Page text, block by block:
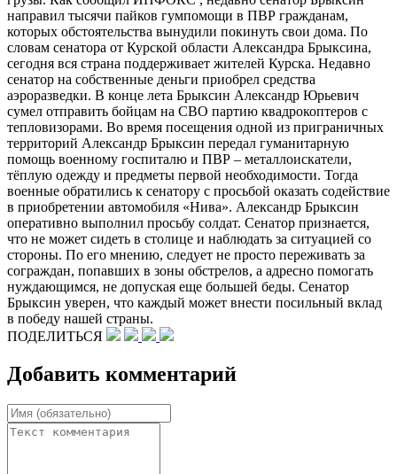
направил тысячи пайков гумпомощи в ПВР гражданам,
которых обстоятельства вынудили покинуть свои дома. По
словам сенатора от Курской области Александра Брыксина,
сегодня вся страна поддерживает жителей Курска. Недавно
сенатор на собственные деньги приобрел средства
аэроразведки. В конце лета Брыксин Александр Юрьевич
сумел отправить бойцам на СВО партию квадрокоптеров с
тепловизорами. Во время посещения одной из приграничных
территорий Александр Брыксин передал гуманитарную
помощь военному госпиталю и ПВР – металлоискатели,
тёплую одежду и предметы первой необходимости. Тогда
военные обратились к сенатору с просьбой оказать содействие
в приобретении автомобиля «Нива». Александр Брыксин
оперативно выполнил просьбу солдат. Сенатор признается,
что не может сидеть в столице и наблюдать за ситуацией со
стороны. По его мнению, следует не просто переживать за
сограждан, попавших в зоны обстрелов, а адресно помогать
нуждающимся, не допуская еще большей беды. Сенатор
Брыксин уверен, что каждый может внести посильный вклад
в победу нашей страны.
ПОДЕЛИТЬСЯ
Добавить комментарий